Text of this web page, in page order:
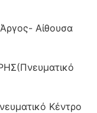
Αίθουσα
Κέντρο